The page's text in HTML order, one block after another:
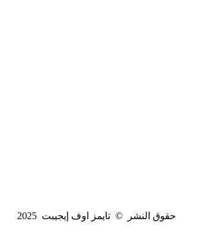
حقوق النشر © تايمز اوف إيجيبت 2025